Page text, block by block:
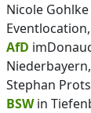
Nicole
AfD
Stephan
BSWin